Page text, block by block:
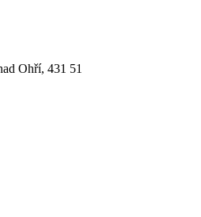
Ohří, 431 51